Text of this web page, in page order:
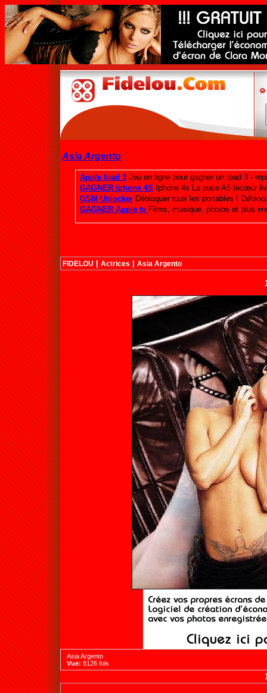
Asia Argento
FIDELOU | Actrices | Asia Argento
Asia Argento
Vue: 8126 fois